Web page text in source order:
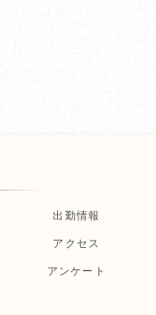
出勤情報
アクセス
アンケート